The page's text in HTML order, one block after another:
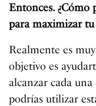
Entonces.
para maximizar
Realmente es
objetivo es
alcanzar cada
podrías utilizar